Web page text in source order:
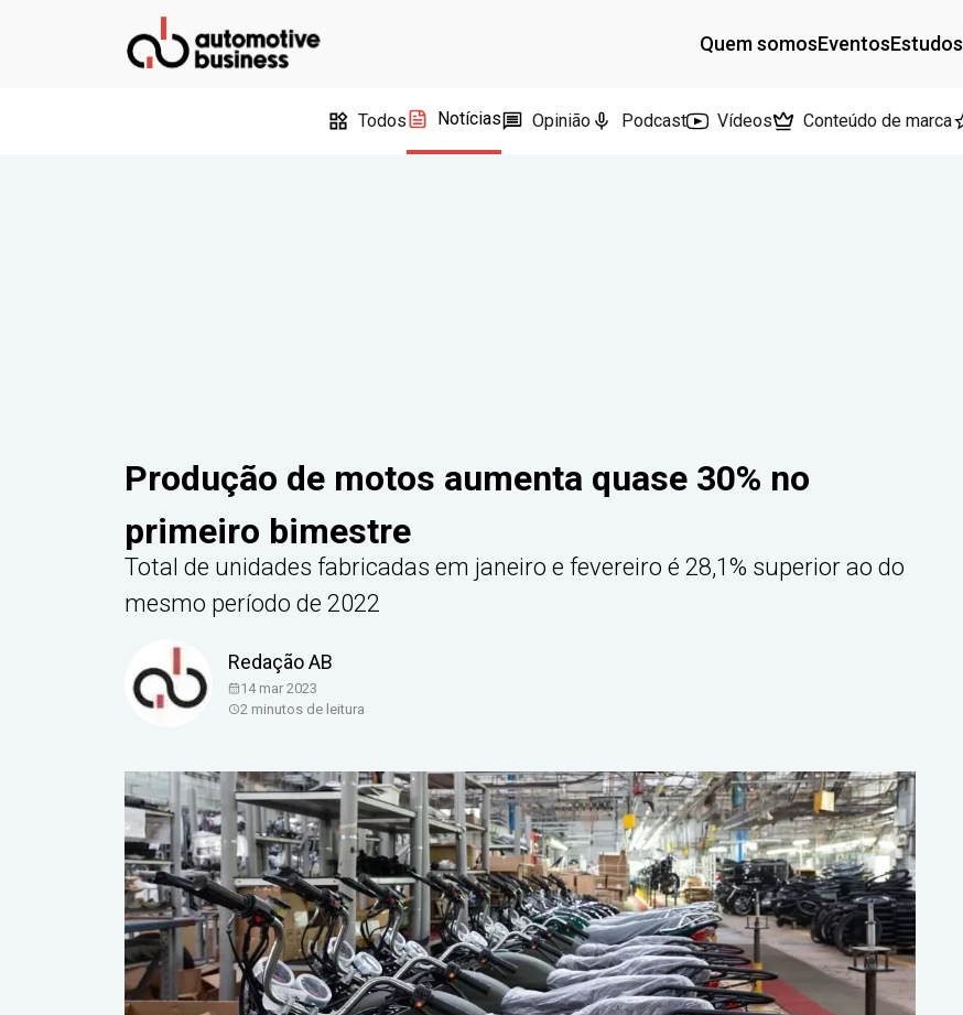
Quem somosEventosEstudos
Todos Notícias Opinião Podcast Vídeos Conteúdo de marca
Produção de motos aumenta quase 30% no
primeiro bimestre
Total de unidades fabricadas em janeiro e fevereiro é 28,1% superior ao do
mesmo período de 2022
Redação AB
14 mar 2023
2 minutos de leitura